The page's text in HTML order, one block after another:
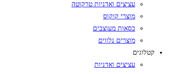
עציצים ואדניות טרקוטה
מוצרי קוקוס
כסאות מעוצבים
מוצרים נלווים
קטלוגים
עציצים ואדניות